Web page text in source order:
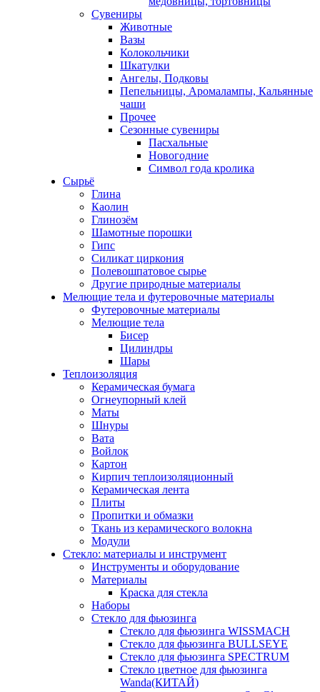
Сувениры
Животные
Вазы
Колокольчики
Шкатулки
Ангелы, Подковы
Пепельницы, Аромалампы, Кальянные
чаши
Прочее
Сезонные сувениры
Пасхальные
Новогодние
Символ года кролика
Сырьё
Глина
Каолин
Глинозём
Шамотные порошки
Гипс
Силикат циркония
Полевошпатовое сырье
Другие природные материалы
Мелющие тела и футеровочные материалы
Футеровочные материалы
Мелющие тела
Бисер
Цилиндры
Шары
Теплоизоляция
Керамическая бумага
Огнеупорный клей
Маты
Шнуры
Вата
Войлок
Картон
Кирпич теплоизоляционный
Керамическая лента
Плиты
Пропитки и обмазки
Ткань из керамического волокна
Модули
Стекло: материалы и инструмент
Инструменты и оборудование
Материалы
Краска для стекла
Наборы
Стекло для фьюзинга
Стекло для фьюзинга WISSMACH
Стекло для фьюзинга BULLSEYE
Стекло для фьюзинга SPECTRUM
Стекло цветное для фьюзинга
Wanda(КИТАЙ)